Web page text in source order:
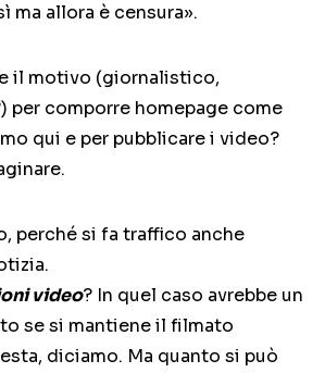
ma allora è censura».
il motivo (giornalistico,
per comporre homepage come
qui e per pubblicare i video?
perché si fa traffico anche
video? In quel caso avrebbe un
se si mantiene il filmato
diciamo. Ma quanto si può